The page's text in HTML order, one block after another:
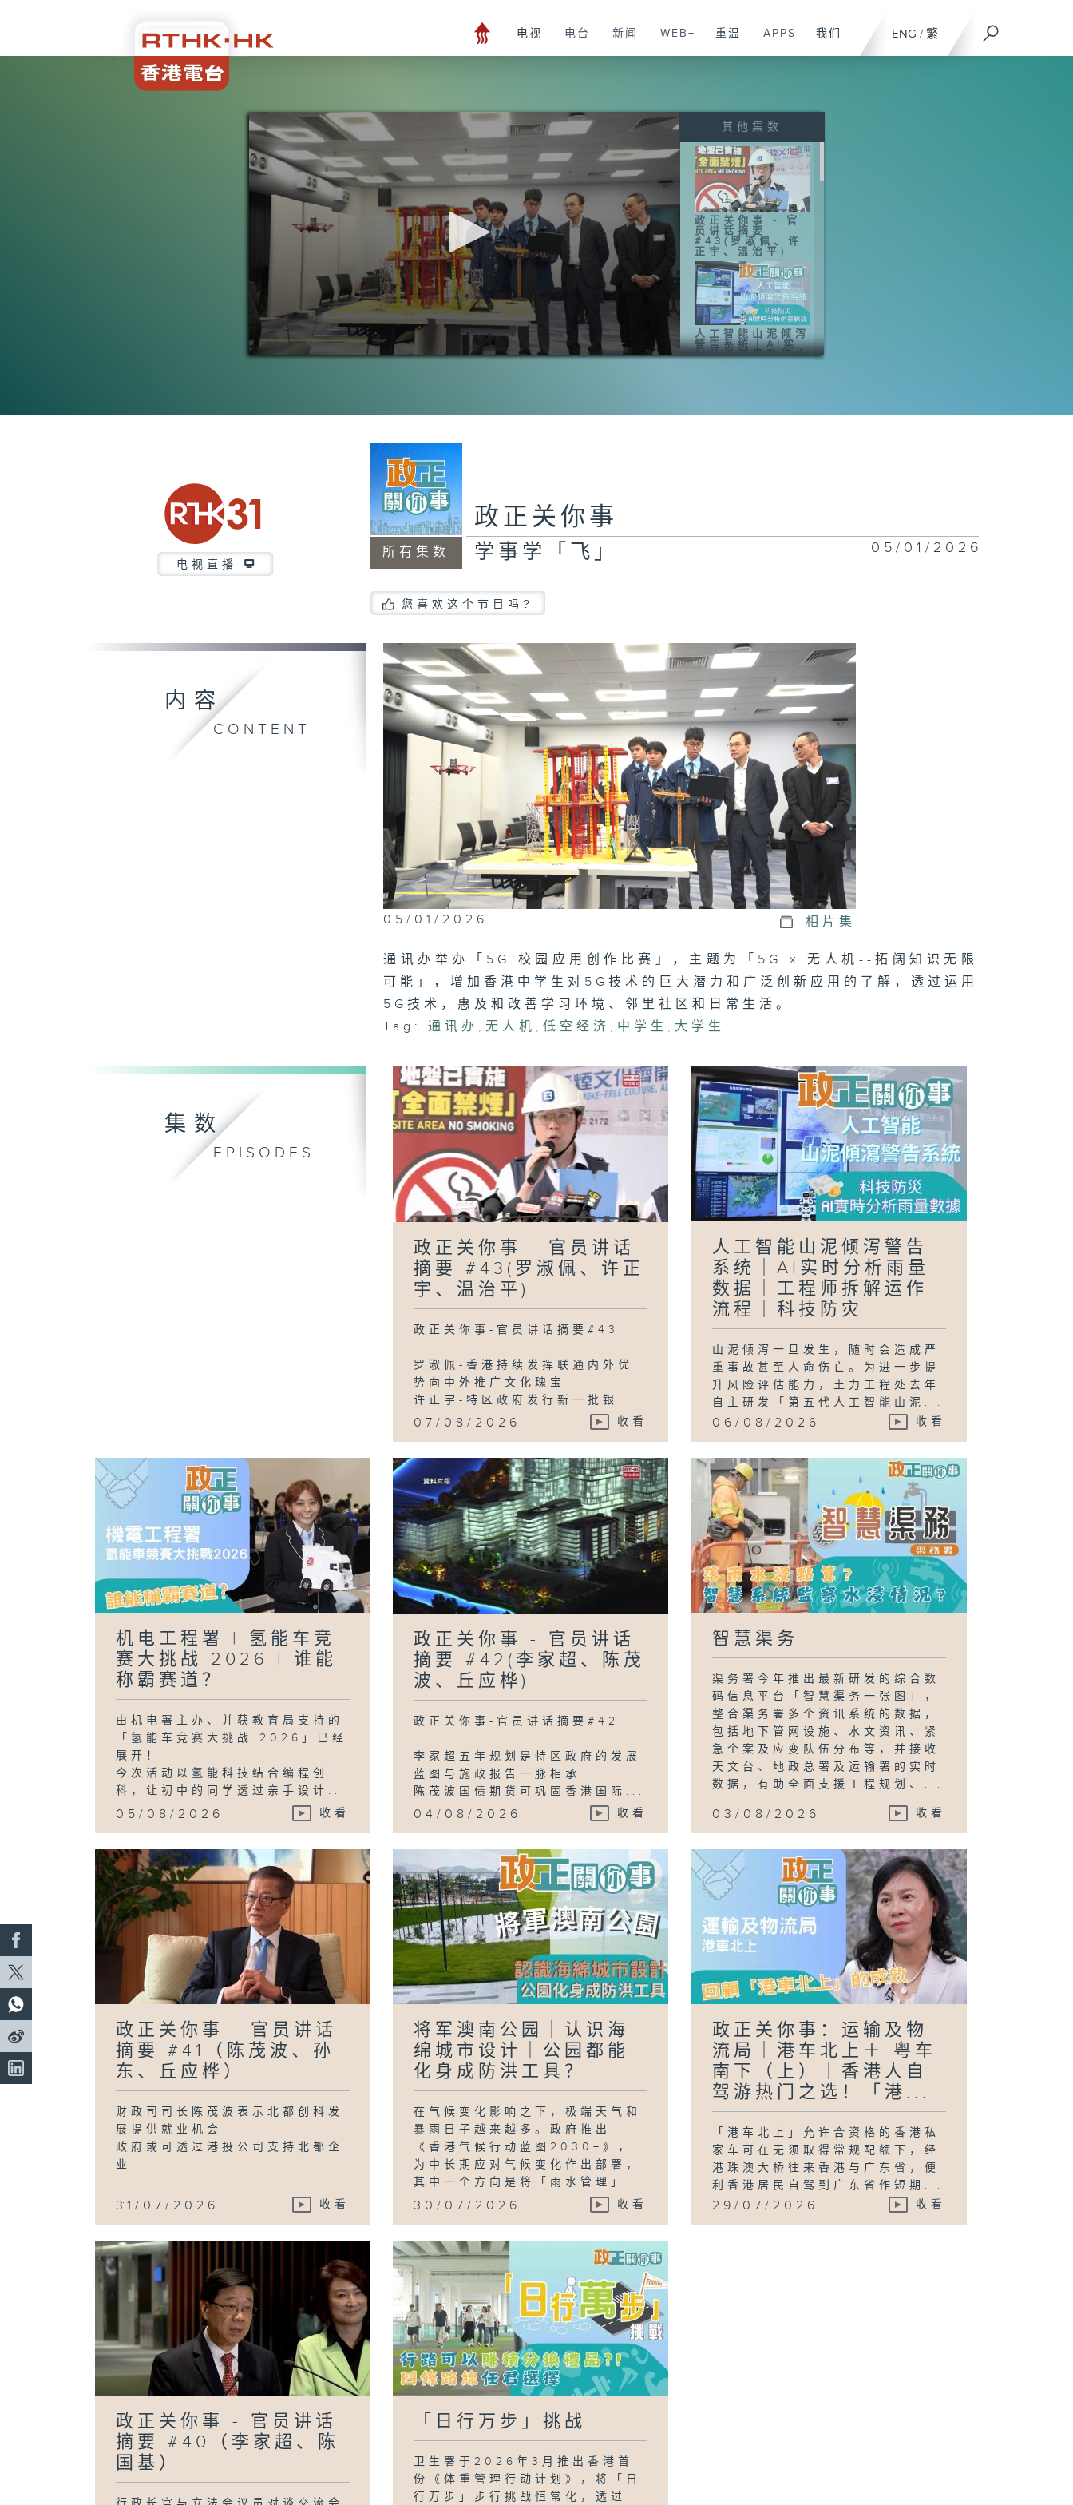
ENG / 繁
电视 电台 新闻 WEB+ 重温 APPS 我们
0
其他集数
政正关你事 - 官
员讲话摘要
#43(罗淑佩、许
正宇、温治平)
人工智能山泥倾泻
警告系统｜AI实
时分析雨量数据｜
智慧渠务
政正关你事 - 官
员讲话摘要
#41（陈茂波、孙
东、丘应桦）
将军澳南公园｜认
识海绵城市设计｜
公园都能化身成防
政正关你事：运输
及物流局｜港车北
上＋ 粤车南下
（上）｜香港人自
政正关你事 - 官
员讲话摘要
#40（李家超、
陈国基）
「日行万步」挑战
电视直播
所有集数
政正关你事
学事学「飞」 05/01/2026
您喜欢这个节目吗?
内容
CONTENT
05/01/2026 相片集
通讯办举办「5G 校园应用创作比赛」，主题为「5G x 无人机--拓阔知识无限
可能」，增加香港中学生对5G技术的巨大潜力和广泛创新应用的了解，透过运用
5G技术，惠及和改善学习环境、邻里社区和日常生活。
Tag:
通讯办 ,无人机 ,低空经济 , 中学生 , 大学生
集数
EPISODES
政正关你事 - 官员讲话
摘要 #43(罗淑佩、许正
宇、温治平)
政正关你事-官员讲话摘要#43
罗淑佩-香港持续发挥联通内外优
势向中外推广文化瑰宝
许正宇-特区政府发行新一批银...
07/08/2026 收看
人工智能山泥倾泻警告
系统｜AI实时分析雨量
数据｜工程师拆解运作
流程｜科技防灾
山泥倾泻一旦发生，随时会造成严
重事故甚至人命伤亡。为进一步提
升风险评估能力，土力工程处去年
自主研发「第五代人工智能山泥...
06/08/2026 收看
机电工程署 | 氢能车竞
赛大挑战 2026 | 谁能
称霸赛道？
由机电署主办、并获教育局支持的
「氢能车竞赛大挑战 2026」已经
展开！
今次活动以氢能科技结合编程创
科，让初中的同学透过亲手设计...
05/08/2026 收看
政正关你事 - 官员讲话
摘要 #42(李家超、陈茂
波、丘应桦)
政正关你事-官员讲话摘要#42
李家超五年规划是特区政府的发展
蓝图与施政报告一脉相承
陈茂波国债期货可巩固香港国际...
04/08/2026 收看
智慧渠务
渠务署今年推出最新研发的综合数
码信息平台「智慧渠务一张图」，
整合渠务署多个资讯系统的数据，
包括地下管网设施、水文资讯、紧
急个案及应变队伍分布等，并接收
天文台、地政总署及运输署的实时
数据，有助全面支援工程规划、...
03/08/2026 收看
政正关你事 - 官员讲话
摘要 #41（陈茂波、孙
东、丘应桦）
财政司司长陈茂波表示北都创科发
展提供就业机会
政府或可透过港投公司支持北都企
业
...
31/07/2026 收看
将军澳南公园｜认识海
绵城市设计｜公园都能
化身成防洪工具？
在气候变化影响之下，极端天气和
暴雨日子越来越多。政府推出
《香港气候行动蓝图2030+》，
为中长期应对气候变化作出部署，
其中一个方向是将「雨水管理」...
30/07/2026 收看
政正关你事：运输及物
流局｜港车北上＋ 粤车
南下（上）｜香港人自
驾游热门之选！「港...
「港车北上」允许合资格的香港私
家车可在无须取得常规配额下，经
港珠澳大桥往来香港与广东省，便
利香港居民自驾到广东省作短期...
29/07/2026 收看
政正关你事 - 官员讲话
摘要 #40（李家超、陈
国基）
「日行万步」挑战
卫生署于2026年3月推出香港首
份《体重管理行动计划》，将「日
行万步」步行挑战恒常化，透过